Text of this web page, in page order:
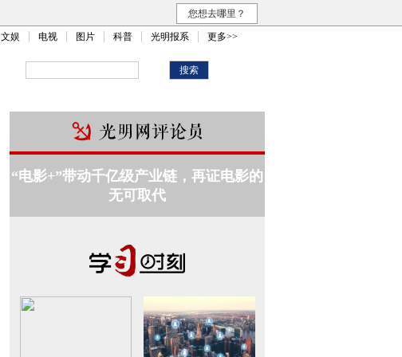
您想去哪里？
文娱 电视 图片 科普 光明报系 更多>>
“电影+”带动千亿级产业链，再证电影的
无可取代